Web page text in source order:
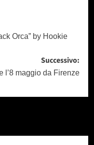
Orca” by Hookie
Successivo:
l’8 maggio da Firenze